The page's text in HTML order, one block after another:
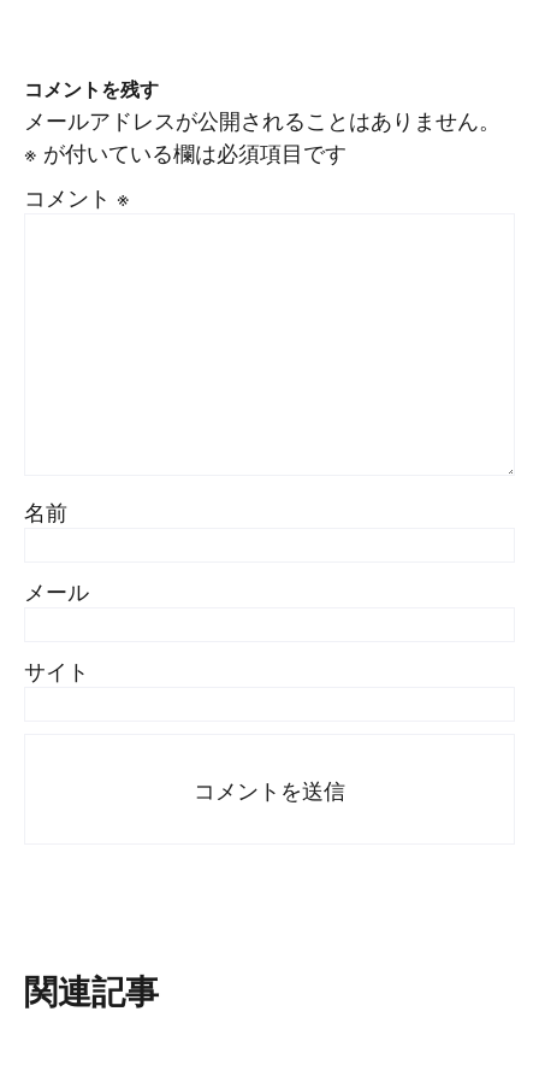
コメントを残す
メールアドレスが公開されることはありません。
※ が付いている欄は必須項目です
コメント ※
名前
メール
サイト
関連記事